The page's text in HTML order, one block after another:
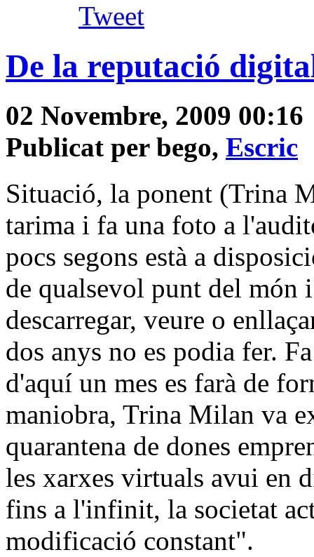
Tweet
De la reputació
02 Novembre, 2009 00:16
Publicat per bego, Escric
Situació, la ponent (Trina
tarima i fa una foto a
pocs segons està a
de qualsevol punt del món
descarregar, veure o
dos anys no es podia fer.
d'aquí un mes es farà de
maniobra, Trina Milan va
quarantena de dones
les xarxes virtuals avui en
fins a l'infinit, la societat
modificació constant".